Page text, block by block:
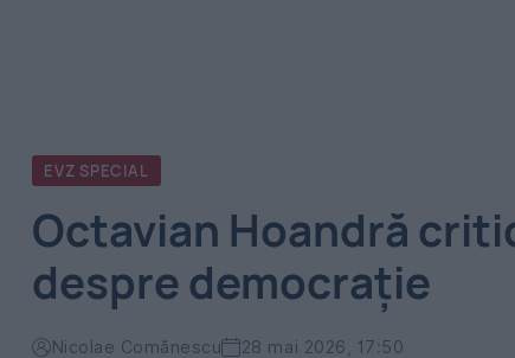
EVZ SPECIAL
Octavian Hoandră
despre democrație
Nicolae Comănescu 28 mai 2026, 17:50